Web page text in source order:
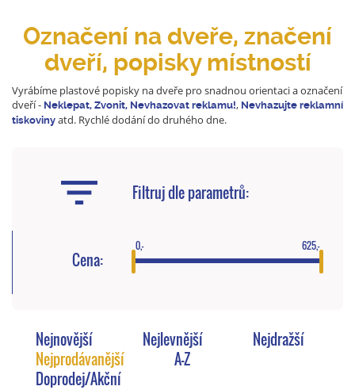
Označení na dveře, značení
dveří, popisky místností
Vyrábíme plastové popisky na dveře pro snadnou orientaci a označení
dveří - Neklepat, Zvonit, Nevhazovat reklamu!, Nevhazujte reklamní
tiskoviny atd. Rychlé dodání do druhého dne.
Filtruj dle parametrů:
Cena:
0,- 625,-
Nejnovější Nejlevnější
Nejdražší
Nejprodávanější
A-Z
Doprodej/Akční